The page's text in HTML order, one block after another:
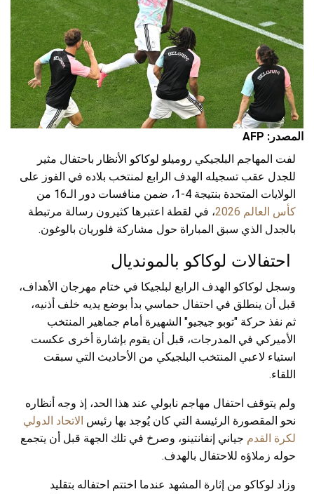
المصدر: AFP
لفت المهاجم البلجيكي روميلو لوكاكو الأنظار باحتفال مثير
للجدل عقب تسجيله الهدف الرابع لمنتخب بلاده في الفوز على
الولايات المتحدة بنتيجة 4-1، ضمن منافسات دور الـ16 من
كأس العالم 2026
، في لقطة اعتبرها كثيرون رسالة مرتبطة
بالجدل الذي سبق المباراة حول مشاركة فلوريان بالوغون.
احتفالات لوكاكو بالمونديال
وسجل لوكاكو الهدف الرابع لبلجيكا في ختام مهرجان الأهداف،
قبل أن ينطلق في احتفال حماسي بدأ بوضع يديه خلف أذنيه،
ثم نفذ حركة "توبو جيجيو" الشهيرة أمام جماهير المنتخب
الأميركي في المدرجات، قبل أن يقوم بإشارة أخرى عكست
استياء لاعبي المنتخب البلجيكي من الأحاديث التي سبقت
اللقاء.
ولم يتوقف احتفال مهاجم نابولي عند هذا الحد، إذ وجه أنظاره
نحو المقصورة الرئيسة التي كان يُوجد بها رئيس الاتحاد الدولي
لكرة القدم جياني إنفانتينو، وصرخ في تلك الجهة قبل أن يتجمع
حوله زملاؤه للاحتفال بالهدف.
وزاد لوكاكو من إثارة المشهد عندما اختتم احتفاله بتقليد